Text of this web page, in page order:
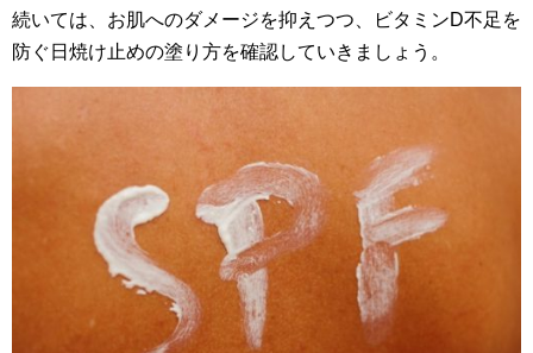
続いては、お肌へのダメージを抑えつつ、ビタミンD不足を
防ぐ日焼け止めの塗り方を確認していきましょう。